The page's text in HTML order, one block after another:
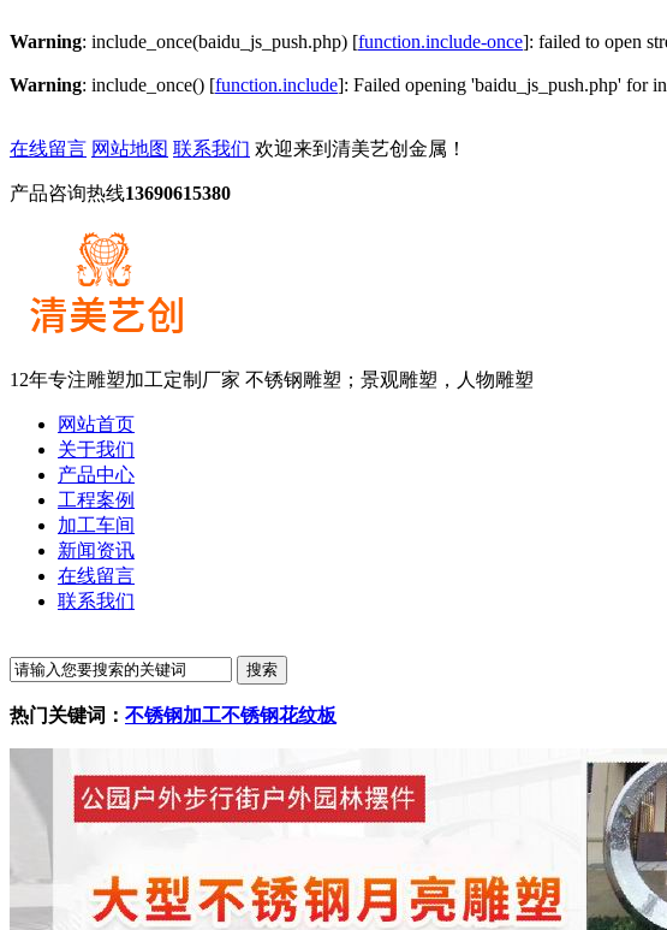
Warning: include_once(baidu_js_push.php) [function.include-once]: failed to open
Warning: include_once() [function.include]: Failed opening 'baidu_js_push.php' for
在线留言 网站地图 联系我们 欢迎来到清美艺创金属！
产品咨询热线13690615380
12年专注雕塑加工定制厂家 不锈钢雕塑；景观雕塑，人物雕塑
网站首页
关于我们
产品中心
工程案例
加工车间
新闻资讯
在线留言
联系我们
热门关键词： 不锈钢加工不锈钢花纹板